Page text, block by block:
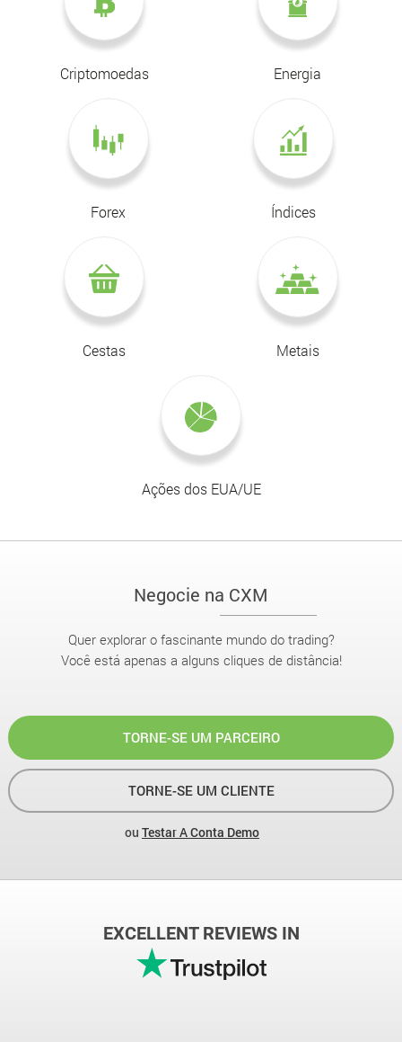
Criptomoedas Energia
Forex Índices
Cestas Metais
Ações dos EUA/UE
Negocie na CXM
Quer explorar o fascinante mundo do trading?
Você está apenas a alguns cliques de distância!
TORNE-SE UM PARCEIRO
TORNE-SE UM CLIENTE
ou Testar A Conta Demo
EXCELLENT REVIEWS IN